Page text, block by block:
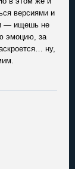
версиями и
— ищешь не
эмоцию, за
ну,